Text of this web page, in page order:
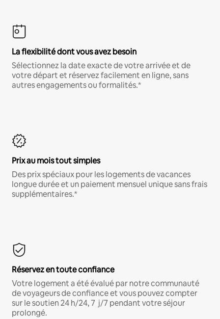
La flexibilité dont vous avez besoin
Sélectionnez la date exacte de votre arrivée et de
votre départ et réservez facilement en ligne, sans
autres engagements ou formalités.*
Prix au mois tout simples
Des prix spéciaux pour les logements de vacances
longue durée et un paiement mensuel unique sans frais
supplémentaires.*
Réservez en toute confiance
Votre logement a été évalué par notre communauté
de voyageurs de confiance et vous pouvez compter
sur le soutien 24 h/24, 7 j/7 pendant votre séjour
prolongé.